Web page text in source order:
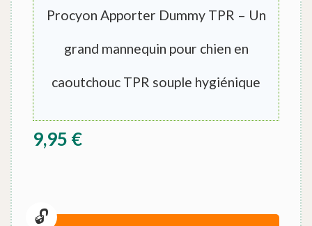
Procyon Apporter Dummy TPR – Un
grand mannequin pour chien en
caoutchouc TPR souple hygiénique
9,95 €